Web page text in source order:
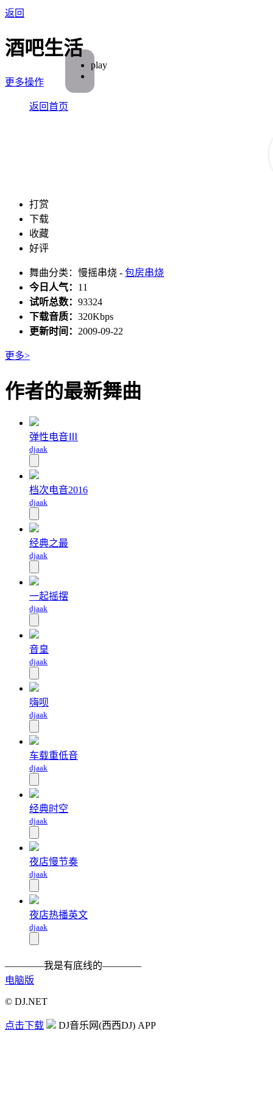
返回
酒吧生活
更多操作
返回首页
打赏
下载
收藏
好评
舞曲分类：慢摇串烧 - 包房串烧
今日人气： 11
试听总数： 93324
下载音质： 320Kbps
更新时间： 2009-09-22
更多>
作者的最新舞曲
弹性电音Ⅲ
djaak
档次电音2016
djaak
经典之最
djaak
一起摇摆
djaak
音皇
djaak
嗨呗
djaak
车载重低音
djaak
经典时空
djaak
夜店慢节奏
djaak
夜店热播英文
djaak
————我是有底线的————
电脑版
© DJ.NET
点击下载 DJ音乐网(西西DJ) APP
play